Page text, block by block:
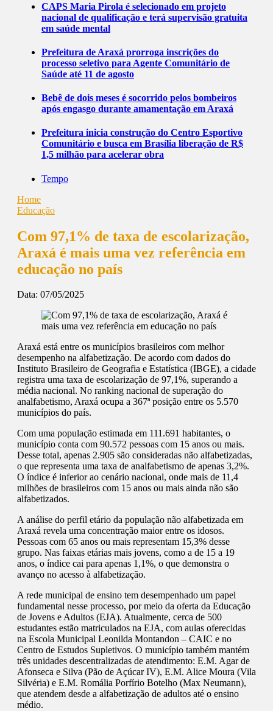
CAPS Maria Pirola é selecionado em projeto
nacional de qualificação e terá supervisão gratuita
em saúde mental
Prefeitura de Araxá prorroga inscrições do
processo seletivo para Agente Comunitário de
Saúde até 11 de agosto
Bebê de dois meses é socorrido pelos bombeiros
após engasgo durante amamentação em Araxá
Prefeitura inicia construção do Centro Esportivo
Comunitário e busca em Brasília liberação de R$
1,5 milhão para acelerar obra
Tempo
Home
Educação
Com 97,1% de taxa de escolarização,
Araxá é mais uma vez referência em
educação no país
Data: 07/05/2025
Araxá está entre os municípios brasileiros com melhor
desempenho na alfabetização. De acordo com dados do
Instituto Brasileiro de Geografia e Estatística (IBGE), a cidade
registra uma taxa de escolarização de 97,1%, superando a
média nacional. No ranking nacional de superação do
analfabetismo, Araxá ocupa a 367ª posição entre os 5.570
municípios do país.
Com uma população estimada em 111.691 habitantes, o
município conta com 90.572 pessoas com 15 anos ou mais.
Desse total, apenas 2.905 são consideradas não alfabetizadas,
o que representa uma taxa de analfabetismo de apenas 3,2%.
O índice é inferior ao cenário nacional, onde mais de 11,4
milhões de brasileiros com 15 anos ou mais ainda não são
alfabetizados.
A análise do perfil etário da população não alfabetizada em
Araxá revela uma concentração maior entre os idosos.
Pessoas com 65 anos ou mais representam 15,3% desse
grupo. Nas faixas etárias mais jovens, como a de 15 a 19
anos, o índice cai para apenas 1,1%, o que demonstra o
avanço no acesso à alfabetização.
A rede municipal de ensino tem desempenhado um papel
fundamental nesse processo, por meio da oferta da Educação
de Jovens e Adultos (EJA). Atualmente, cerca de 500
estudantes estão matriculados na EJA, com aulas oferecidas
na Escola Municipal Leonilda Montandon – CAIC e no
Centro de Estudos Supletivos. O município também mantém
três unidades descentralizadas de atendimento: E.M. Agar de
Afonseca e Silva (Pão de Açúcar IV), E.M. Alice Moura (Vila
Silvéria) e E.M. Romália Porfírio Botelho (Max Neumann),
que atendem desde a alfabetização de adultos até o ensino
médio.